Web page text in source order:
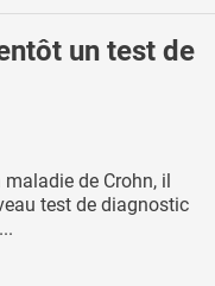
un test de
de Crohn, il
test de diagnostic